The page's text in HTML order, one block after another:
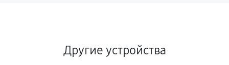
Другие устройства